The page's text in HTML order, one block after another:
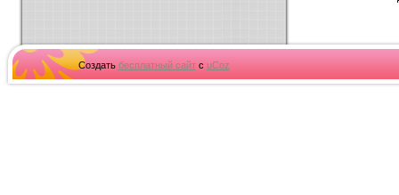
Создать бесплатный сайтс uCoz